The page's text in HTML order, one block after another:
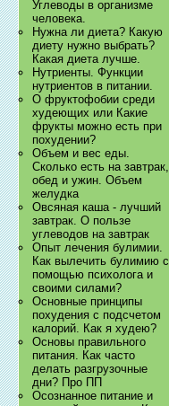
Углеводы в организме
человека.
Нужна ли диета? Какую
диету нужно выбрать?
Какая диета лучше.
Нутриенты. Функции
нутриентов в питании.
О фруктофобии среди
худеющих или Какие
фрукты можно есть при
похудении?
Объем и вес еды.
Сколько есть на завтрак,
обед и ужин. Объем
желудка
Овсяная каша - лучший
завтрак. О пользе
углеводов на завтрак
Опыт лечения булимии.
Как вылечить булимию с
помощью психолога и
своими силами?
Основные принципы
похудения с подсчетом
калорий. Как я худею?
Основы правильного
питания. Как часто
делать разгрузочные
дни? Про ПП
Осознанное питание и